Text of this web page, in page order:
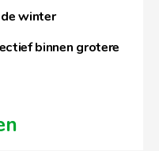
winter
binnen grotere